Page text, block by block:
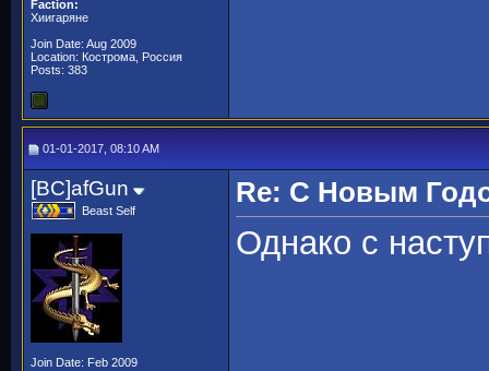
Faction:
Хиигаряне
Join Date: Aug 2009
Location: Кострома, Россия
Posts: 383
01-01-2017, 08:10 AM
[BC]afGun
Beast Self
Join Date: Feb 2009
Re: С Новым
Однако с